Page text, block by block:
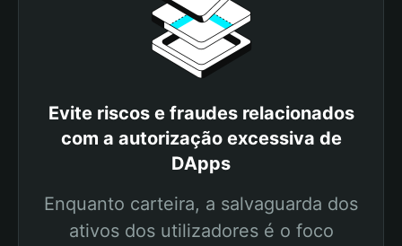
Evite riscos e fraudes relacionados
com a autorização excessiva de
DApps
Enquanto carteira, a salvaguarda dos
ativos dos utilizadores é o foco